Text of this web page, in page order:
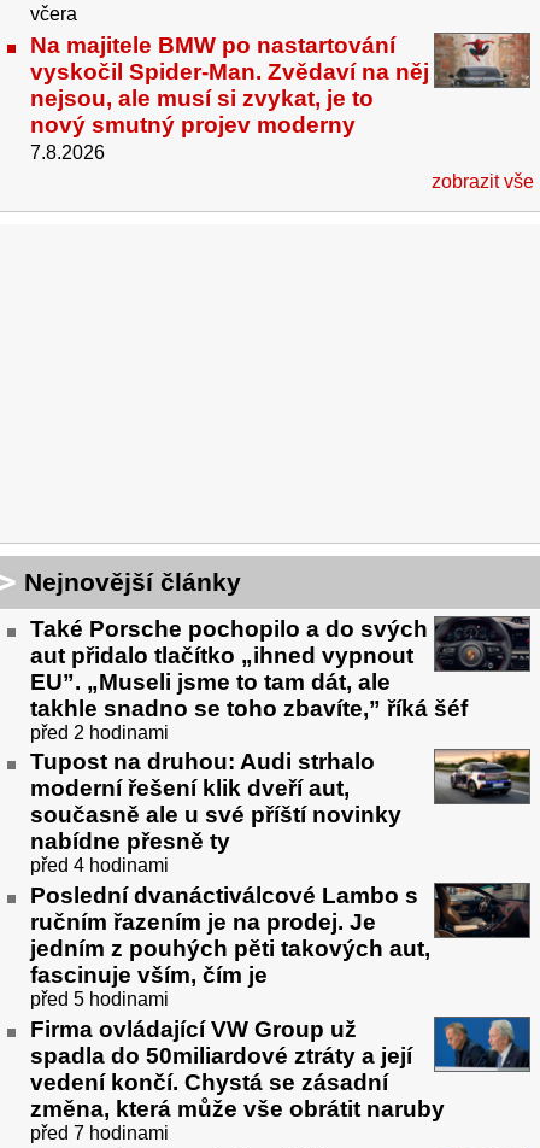
včera
Na majitele BMW po nastartování
vyskočil Spider-Man. Zvědaví na něj
nejsou, ale musí si zvykat, je to
nový smutný projev moderny
7.8.2026
zobrazit vše
Nejnovější články
Také Porsche pochopilo a do svých
aut přidalo tlačítko „ihned vypnout
EU”. „Museli jsme to tam dát, ale
takhle snadno se toho zbavíte,” říká šéf
před 2 hodinami
Tupost na druhou: Audi strhalo
moderní řešení klik dveří aut,
současně ale u své příští novinky
nabídne přesně ty
před 4 hodinami
Poslední dvanáctiválcové Lambo s
ručním řazením je na prodej. Je
jedním z pouhých pěti takových aut,
fascinuje vším, čím je
před 5 hodinami
Firma ovládající VW Group už
spadla do 50miliardové ztráty a její
vedení končí. Chystá se zásadní
změna, která může vše obrátit naruby
před 7 hodinami